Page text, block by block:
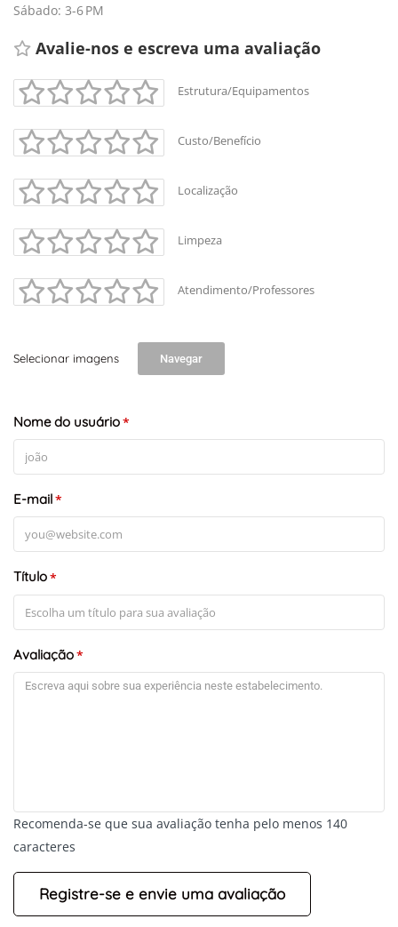
Leaflet
Sábado: 3-6 PM
Avalie-nos e escreva uma avaliação
Estrutura/Equipamentos
Custo/Benefício
Localização
Limpeza
Atendimento/Professores
Selecionar imagens Navegar
Nome do usuário*
E-mail*
Título*
Avaliação*
Recomenda-se que sua avaliação tenha pelo menos 140
caracteres